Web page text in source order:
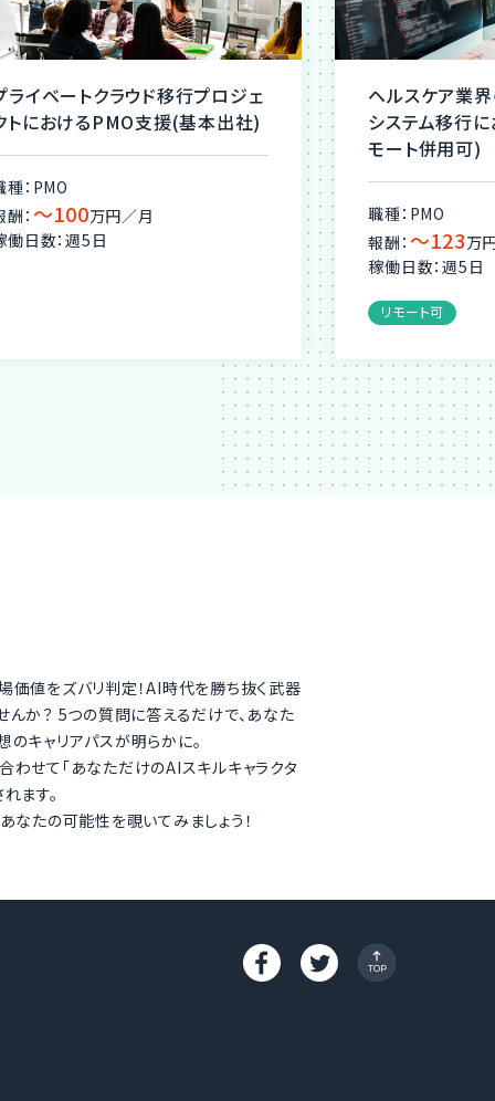
ライベートクラウド移行プロジェ
トにおけるPMO支援(基本出社)
種：PMO
酬： 〜100万円／月
働日数：週5日
ヘルスケア業
システム移行
モート併用可)
職種：PMO
報酬： 〜123万
稼働日数：週5日
リモート可
価値をズバリ判定！AI時代を勝ち抜く武器
んか？ 5つの質問に答えるだけで、あなた
のキャリアパスが明らかに。
わせて「あなただけのAIスキルキャラクタ
ます。
なたの可能性を覗いてみましょう！